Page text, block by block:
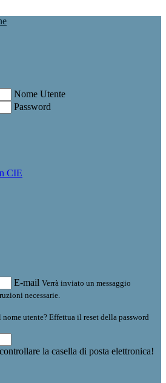
Nome Utente
Password
CIE
E-mail Verrà inviato un messaggio
necessarie.
utente? Effettua il reset della password
la casella di posta elettronica!